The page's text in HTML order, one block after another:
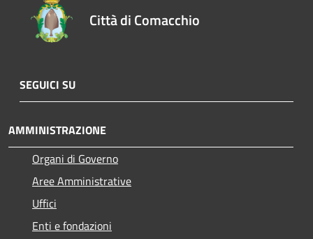
Città di Comacchio
SEGUICI SU
AMMINISTRAZIONE
Organi di Governo
Aree Amministrative
Uffici
Enti e fondazioni